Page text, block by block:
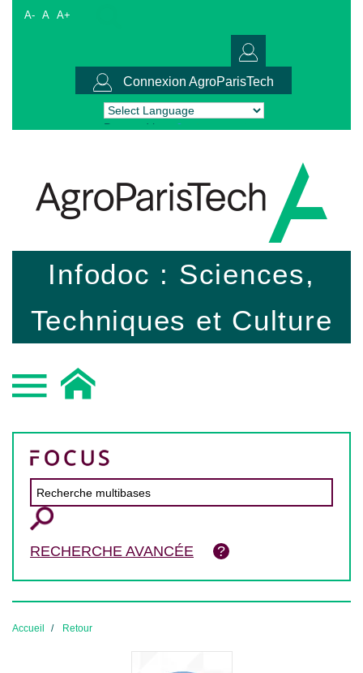
A- A A+
Connexion AgroParisTech
Powered by Translate
Infodoc : Sciences,
Techniques et Culture
RECHERCHE AVANCÉE
Accueil Retour